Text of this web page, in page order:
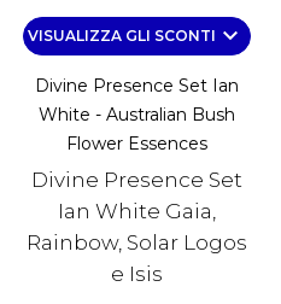
VISUALIZZA GLI SCONTI keyboard_arrow_down
Divine Presence Set Ian
White - Australian Bush
Flower Essences
Divine Presence Set
Ian White Gaia,
Rainbow, Solar Logos
e Isis